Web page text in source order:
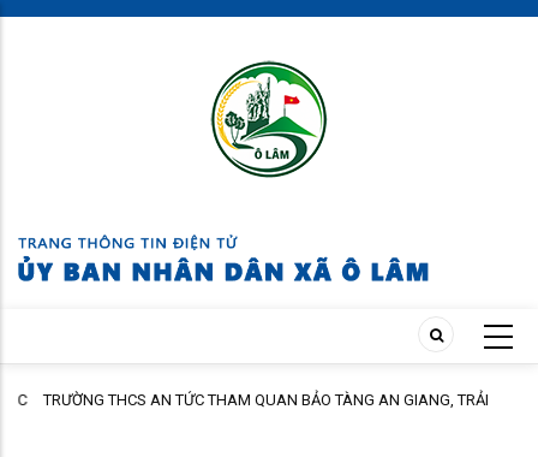
Skip
TRƯỜNG THCS AN TỨC THAM QUAN BẢO TÀNG AN GIANG, TRẢI